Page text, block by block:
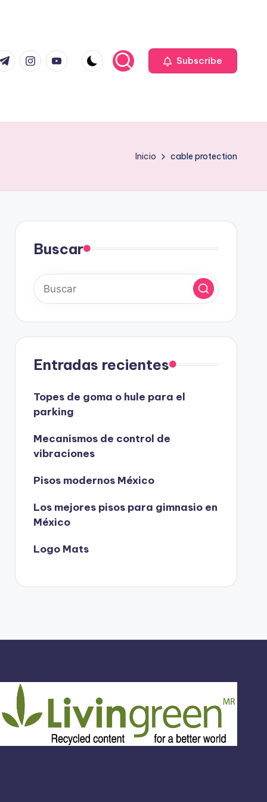
instagram.com
youtube.com Subscribe
Inicio cable protection
Buscar
Entradas recientes
Topes de goma o hule para el
parking
Mecanismos de control de
vibraciones
Pisos modernos México
Los mejores pisos para gimnasio en
México
Logo Mats